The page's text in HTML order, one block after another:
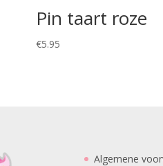
Pin taart roze
€5.95
Algemene